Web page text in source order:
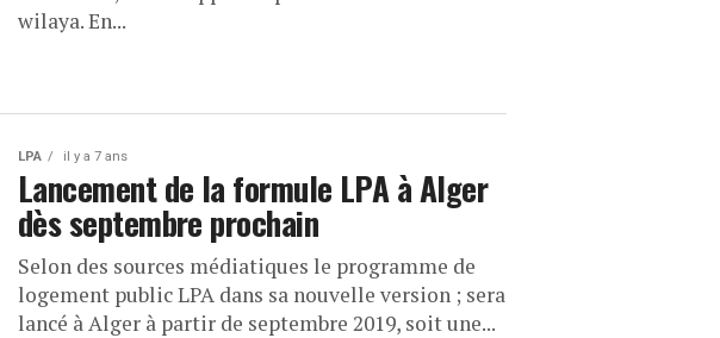
wilaya. En...
LPA il y a 7 ans
Lancement de la formule LPA à Alger
dès septembre prochain
Selon des sources médiatiques le programme de
logement public LPA dans sa nouvelle version ; sera
lancé à Alger à partir de septembre 2019, soit une...